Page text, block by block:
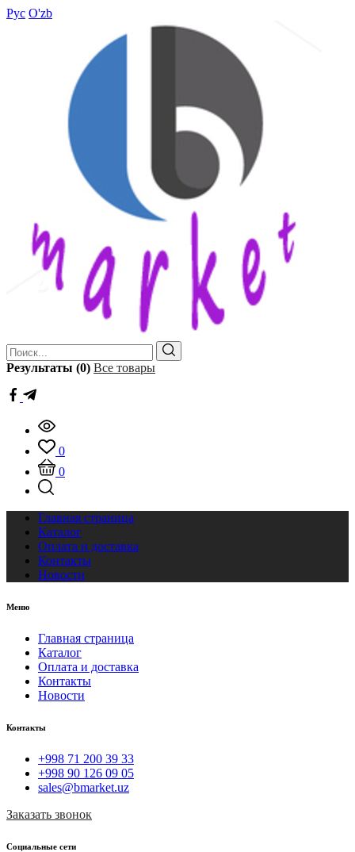
Рус O'zb
Результаты (0) Все товары
0
0
Главная страница
Каталог
Оплата и доставка
Контакты
Новости
Меню
Главная страница
Каталог
Оплата и доставка
Контакты
Новости
Контакты
+998 71 200 39 33
+998 90 126 09 05
sales@bmarket.uz
Заказать звонок
Социальные сети